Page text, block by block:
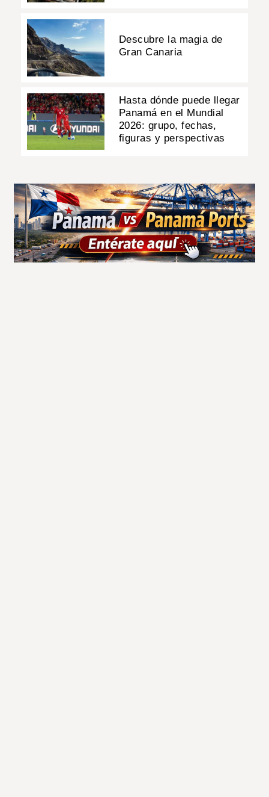
Descubre la magia de
Gran Canaria
Hasta dónde puede llegar
Panamá en el Mundial
2026: grupo, fechas,
figuras y perspectivas